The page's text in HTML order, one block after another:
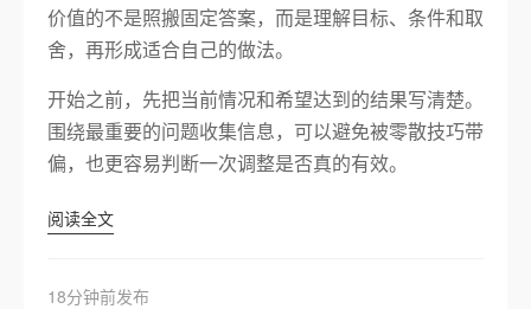
价值的不是照搬固定答案，而是理解目标、条件和取
舍，再形成适合自己的做法。
开始之前，先把当前情况和希望达到的结果写清楚。
围绕最重要的问题收集信息，可以避免被零散技巧带
偏，也更容易判断一次调整是否真的有效。
阅读全文
18分钟前发布